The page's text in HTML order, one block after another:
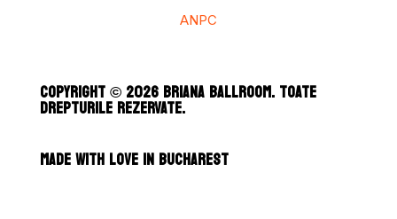
ANPC
COPYRIGHT © 2026 BRIANA BALLROOM. TOATE
DREPTURILE REZERVATE.
MADE WITH LOVE IN BUCHAREST